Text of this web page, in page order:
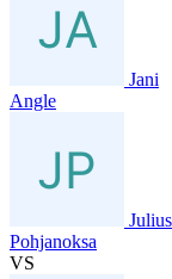
Jani
Angle
Julius
Pohjanoksa
VS